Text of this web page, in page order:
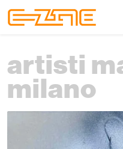
artisti
milano